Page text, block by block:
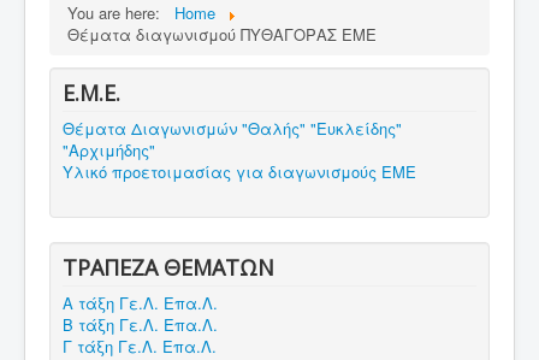
You are here:
Home
Θέματα διαγωνισμού ΠΥΘΑΓΟΡΑΣ ΕΜΕ
Ε.Μ.Ε.
Θέματα Διαγωνισμών "Θαλής" "Ευκλείδης"
"Αρχιμήδης"
Υλικό προετοιμασίας για διαγωνισμούς ΕΜΕ
ΤΡΑΠΕΖΑ ΘΕΜΑΤΩΝ
Α τάξη Γε.Λ. Επα.Λ.
Β τάξη Γε.Λ. Επα.Λ.
Γ τάξη Γε.Λ. Επα.Λ.